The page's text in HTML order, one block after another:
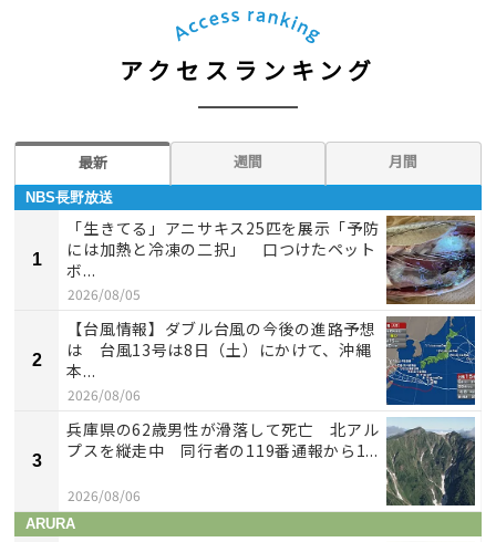
アクセスランキング
最新 週間 月間
NBS長野放送
1
「生きてる」アニサキス25匹を展示「予防
には加熱と冷凍の二択」 口つけたペット
ボ...
2026/08/05
2
【台風情報】ダブル台風の今後の進路予想
は 台風13号は8日（土）にかけて、沖縄
本...
2026/08/06
3
兵庫県の62歳男性が滑落して死亡 北アル
プスを縦走中 同行者の119番通報から1...
2026/08/06
ARURA